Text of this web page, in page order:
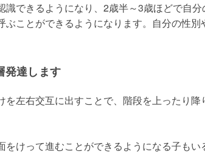
識できるようになり、2歳半～3歳ほどで自
ぶことができるようになります。自分の性別
発達します
を左右交互に出すことで、階段を上ったり降
をけって進むことができるようになる子もい